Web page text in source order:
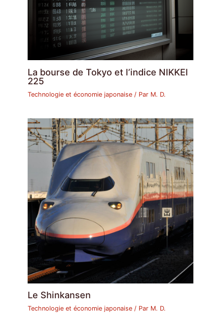
La bourse de Tokyo et l’indice NIKKEI
225
Technologie et économie japonaise / Par M. D.
Le Shinkansen
Technologie et économie japonaise / Par M. D.